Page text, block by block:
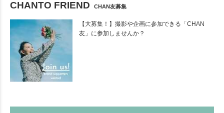
CHANTO FRIEND CHAN友募集
【大募集！】撮影や企画に参加できる「CHAN
友」に参加しませんか？